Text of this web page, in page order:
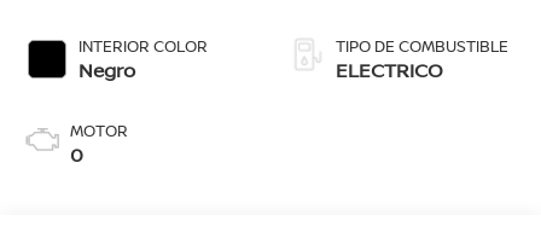
INTERIOR COLOR
Negro
MOTOR
0
TIPO DE COMBUSTIBLE
ELECTRICO